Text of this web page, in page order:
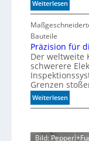
m
A
q
a
r
i
u
m
Weiterlesen:
M
e
r
T
o
l
e
r
a
Bauteile
Präzision für
Der weltweite
schwerere
Grenzen
Weiterlesen:
P
z
Bild: